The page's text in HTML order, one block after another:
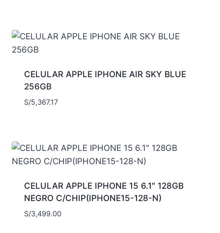
CELULAR APPLE IPHONE AIR SKY BLUE
256GB
S/5,367.17
CELULAR APPLE IPHONE 15 6.1″ 128GB
NEGRO C/CHIP(IPHONE15-128-N)
S/3,499.00